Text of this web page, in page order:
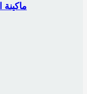
ماكينة